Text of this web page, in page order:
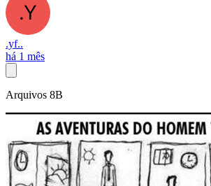
.yf..
há 1 mês
Arquivos 8B